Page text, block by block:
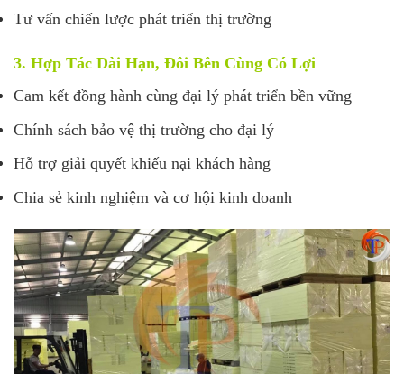
Tư vấn chiến lược phát triển thị trường
3. Hợp Tác Dài Hạn, Đôi Bên Cùng Có Lợi
Cam kết đồng hành cùng đại lý phát triển bền vững
Chính sách bảo vệ thị trường cho đại lý
Hỗ trợ giải quyết khiếu nại khách hàng
Chia sẻ kinh nghiệm và cơ hội kinh doanh